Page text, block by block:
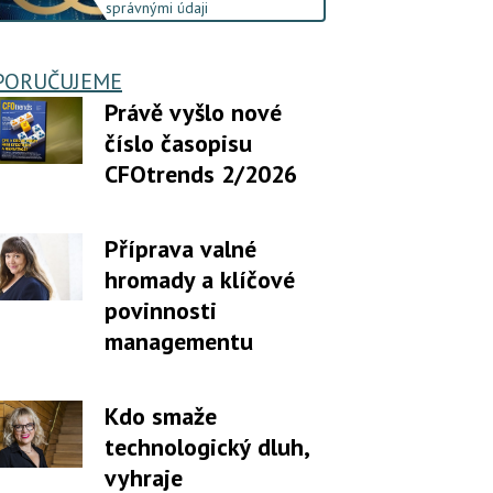
správnými údaji
Právě vyšlo nové
číslo časopisu
CFOtrends 2/2026
Příprava valné
hromady a klíčové
povinnosti
managementu
Kdo smaže
technologický dluh,
vyhraje